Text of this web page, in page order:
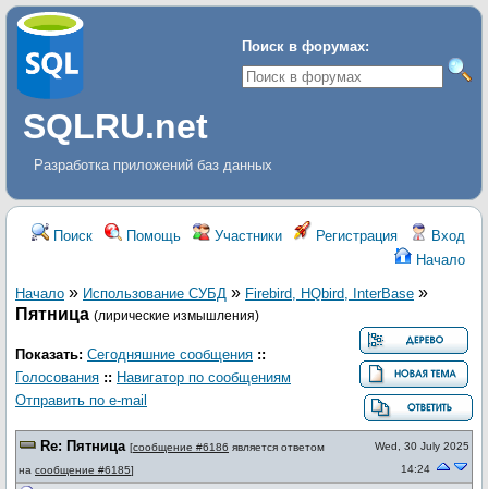
Поиск в форумах:
SQLRU.net
Разработка приложений баз данных
Поиск Помощь Участники Регистрация
Вход
Начало
Начало » Использование СУБД » Firebird, HQbird, InterBase »
Пятница (лирические измышления)
Показать: Сегодняшние сообщения ::
Голосования :: Навигатор по сообщениям
Отправить по e-mail
Re: Пятница [сообщение #6186 является ответом
на сообщение #6185]
Wed, 30 July 2025
14:24